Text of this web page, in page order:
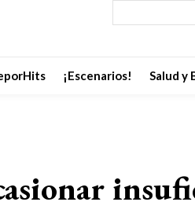
¡Escenarios! Salud y